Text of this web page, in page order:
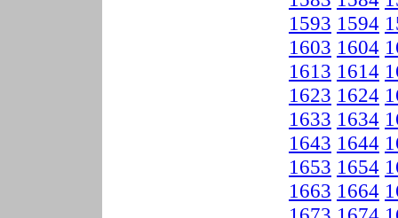
1593 1594
1603 1604
1613 1614
1623 1624
1633 1634
1643 1644
1653 1654
1663 1664